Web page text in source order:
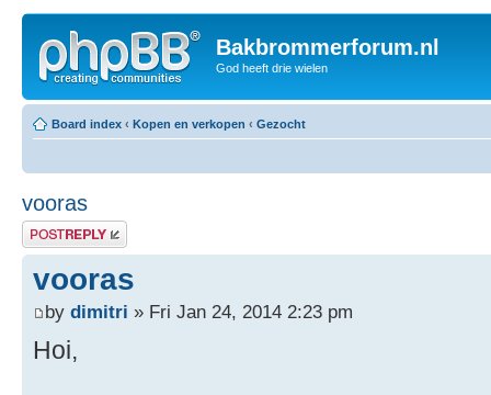
Bakbrommerforum.nl
God heeft drie wielen
Board index ‹ Kopen en verkopen ‹ Gezocht
vooras
Post a reply
vooras
by dimitri » Fri Jan 24, 2014 2:23 pm
Hoi,